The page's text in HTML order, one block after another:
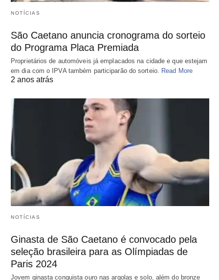
NOTÍCIAS
São Caetano anuncia cronograma do sorteio
do Programa Placa Premiada
Proprietários de automóveis já emplacados na cidade e que estejam
em dia com o IPVA também participarão do sorteio. Read More
2 anos atrás
NOTÍCIAS
Ginasta de São Caetano é convocado pela
seleção brasileira para as Olímpiadas de
Paris 2024
Jovem ginasta conquista ouro nas argolas e solo, além do bronze